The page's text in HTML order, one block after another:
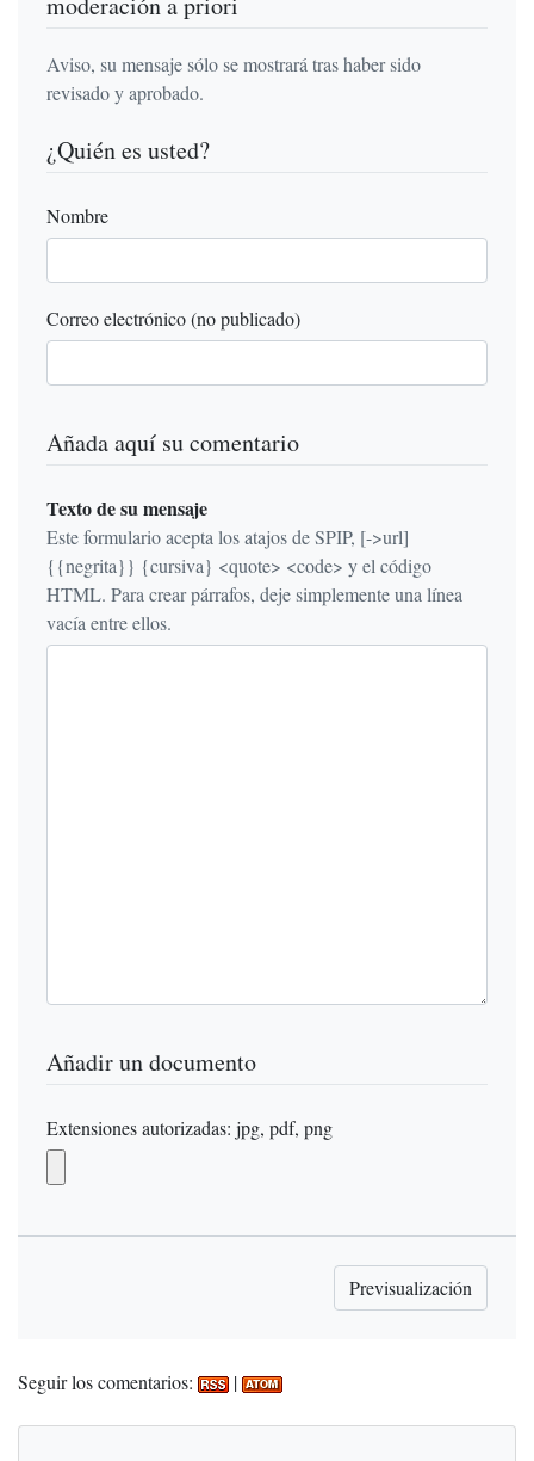
Aviso, su mensaje sólo se mostrará tras haber sido
revisado y aprobado.
¿Quién es usted?
Nombre
Correo electrónico (no publicado)
Añada aquí su comentario
Texto de su mensaje
Este formulario acepta los atajos de SPIP, [->url]
{{negrita}} {cursiva} <quote> <code> y el código
HTML. Para crear párrafos, deje simplemente una línea
vacía entre ellos.
Añadir un documento
Extensiones autorizadas: jpg, pdf, png
Seguir los comentarios: |